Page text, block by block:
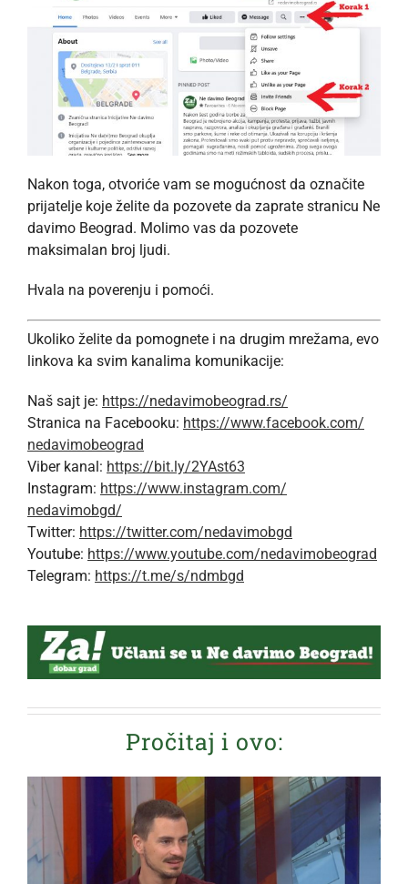
Nakon toga, otvoriće vam se mogućnost da označite
prijatelje koje želite da pozovete da zaprate stranicu Ne
davimo Beograd. Molimo vas da pozovete
maksimalan broj ljudi.
Hvala na poverenju i pomoći.
Ukoliko želite da pomognete i na drugim mrežama, evo
linkova ka svim kanalima komunikacije:
Naš sajt je: https://nedavimobeograd.rs/
Stranica na Facebooku: https://www.facebook.com/
nedavimobeograd
Viber kanal: https://bit.ly/2YAst63
Instagram: https://www.instagram.com/
nedavimobgd/
Twitter: https://twitter.com/nedavimobgd
Youtube: https://www.youtube.com/nedavimobeograd
Telegram: https://t.me/s/ndmbgd
Pročitaj i ovo: